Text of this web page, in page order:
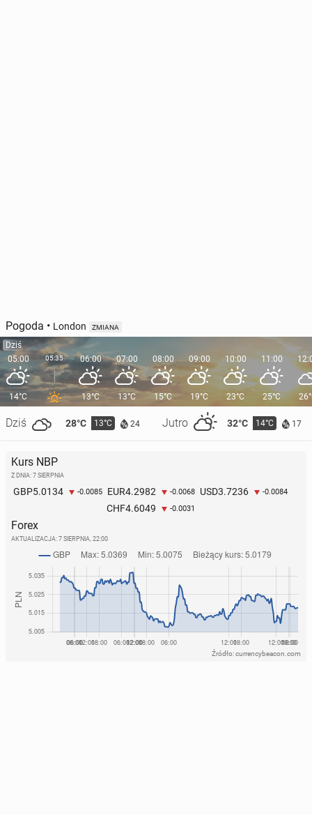
Pogoda • London ZMIANA
Dziś
05:00
14°C
Dziś 28°C 13°C 24 Jutro 32°C 14°C 17
05:35 06:00
13°C
07:00
13°C
08:00
15°C
09:00
19°C
10:00
23°C
11:00
25°C
Kurs NBP
Z DNIA: 7 SIERPNIA
GBP5.0134 -0.0085 EUR4.2982 -0.0068 USD3.7236 -0.0084
CHF4.6049 -0.0031
Forex
AKTUALIZACJA: 7 SIERPNIA, 22:00
Źródło: currencybeacon.com